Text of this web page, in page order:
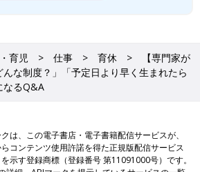
育児 仕事 育休
【専門家が
な制度？」「予定日より早く生まれたら
なるQ&A
は、この電子書店・電子書籍配信サービスが、
コンテンツ使用許諾を得た正規版配信サービス
示す登録商標（登録番号 第11091000号）です。